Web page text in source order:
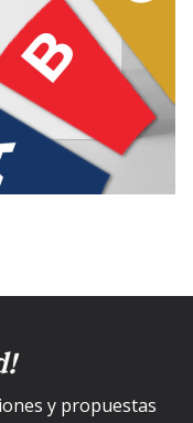
y propuestas